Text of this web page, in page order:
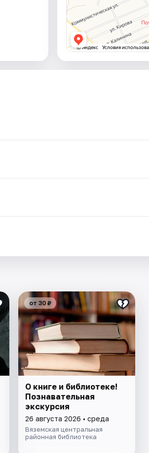
от 30 ₽
О книге и библиотеке!
Познавательная
экскурсия
26 августа 2026 • среда
Вяземская центральная
районная библиотека